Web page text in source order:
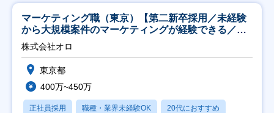
マーケティング職（東京）【第二新卒採用／未経験
から大規模案件のマーケティングが経験できる／研
修充実】
株式会社オロ
東京都
400万~450万
正社員採用 職種・業界未経験OK 20代におすすめ